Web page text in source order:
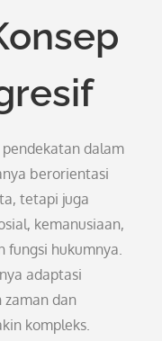
dalam
berorientasi
tetapi juga
kemanusiaan,
fungsi hukumnya.
adaptasi
dan
kompleks.